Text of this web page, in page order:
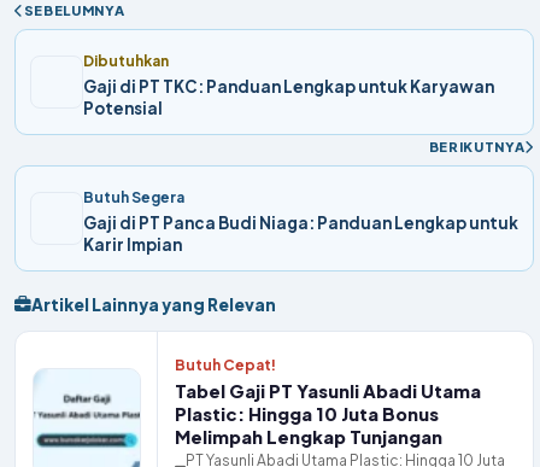
SEBELUMNYA
Dibutuhkan
Gaji di PT TKC: Panduan Lengkap untuk Karyawan
Potensial
BERIKUTNYA
Butuh Segera
Gaji di PT Panca Budi Niaga: Panduan Lengkap untuk
Karir Impian
Artikel Lainnya yang Relevan
Butuh Cepat!
Tabel Gaji PT Yasunli Abadi Utama
Plastic: Hingga 10 Juta Bonus
Melimpah Lengkap Tunjangan
PT Yasunli Abadi Utama Plastic: Hingga 10 Juta